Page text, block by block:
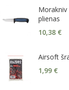
Morakniv
plienas
10,38 €
Airsoft
1,99 €